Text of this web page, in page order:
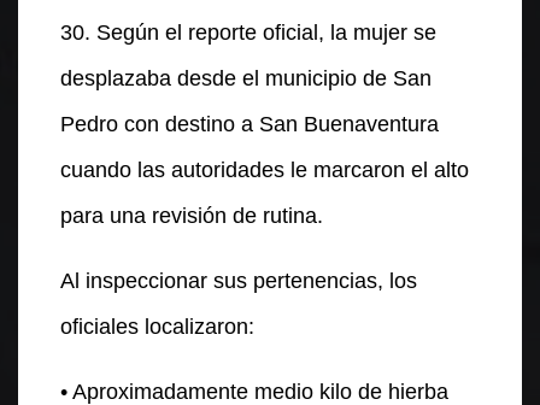
30. Según el reporte oficial, la mujer se
desplazaba desde el municipio de San
Pedro con destino a San Buenaventura
cuando las autoridades le marcaron el alto
para una revisión de rutina.
Al inspeccionar sus pertenencias, los
oficiales localizaron:
• Aproximadamente medio kilo de hierba